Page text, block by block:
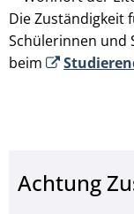
Die Zuständigkeit
Schülerinnen und
beim
Achtung